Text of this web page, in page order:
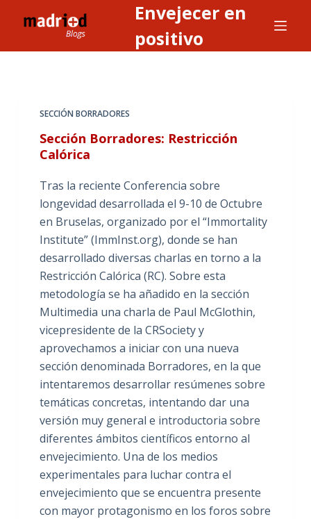
l
Envejecer en
positivo
SECCIÓN BORRADORES
Sección Borradores: Restricción
Calórica
Tras la reciente Conferencia sobre
longevidad desarrollada el 9-10 de Octubre
en Bruselas, organizado por el “Immortality
Institute” (ImmInst.org), donde se han
desarrollado diversas charlas en torno a la
Restricción Calórica (RC). Sobre esta
metodología se ha añadido en la sección
Multimedia una charla de Paul McGlothin,
vicepresidente de la CRSociety y
aprovechamos a iniciar con una nueva
sección denominada Borradores, en la que
intentaremos desarrollar resúmenes sobre
temáticas concretas, intentando dar una
versión muy general e introductoria sobre
diferentes ámbitos científicos entorno al
envejecimiento. Una de los medios
experimentales para luchar contra el
envejecimiento que se encuentra presente
con mayor protagonismo en los foros sobre